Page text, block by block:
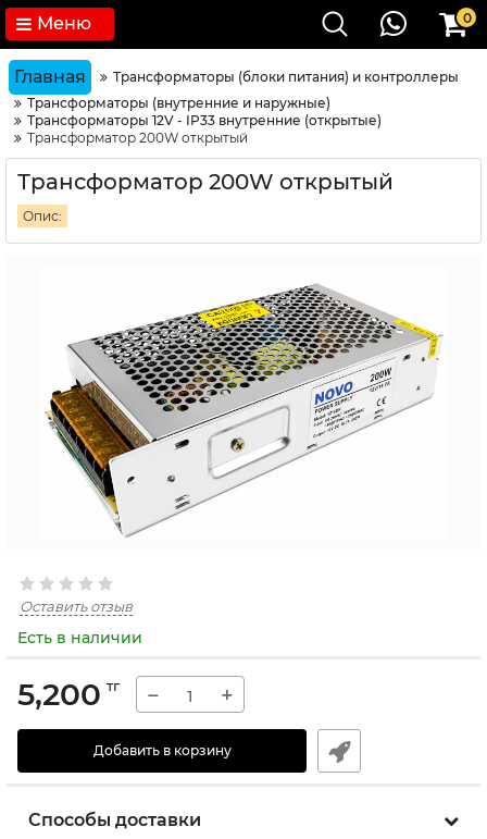
Меню 0
Главная
Трансформаторы (блоки питания) и контроллеры
Трансформаторы (внутренние и наружные)
Трансформаторы 12V - IP33 внутренние (открытые)
Трансформатор 200W открытый
Трансформатор 200W открытый
Опис:
Оставить отзыв
Есть в наличии
5,200 тг − +
Добавить в корзину
Способы доставки